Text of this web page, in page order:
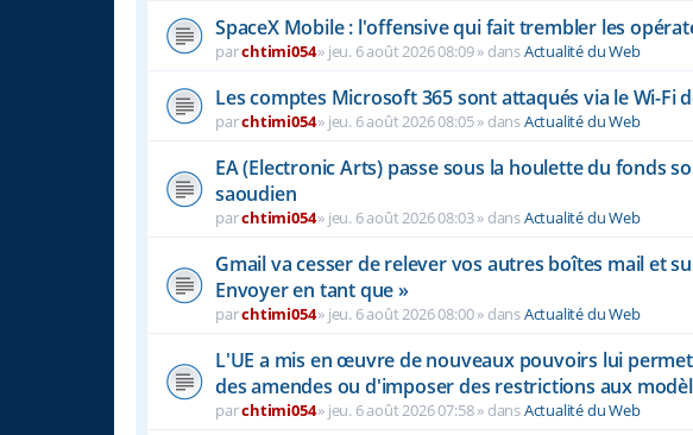
SpaceX Mobile : l'offensive qui fait trembler les
parchtimi054» jeu. 6 août 2026 08:09» dansActualité du Web
Les comptes Microsoft 365 sont attaqués via le Wi-Fi
parchtimi054» jeu. 6 août 2026 08:05» dansActualité du Web
EA (Electronic Arts) passe sous la houlette du fonds
saoudien
parchtimi054» jeu. 6 août 2026 08:03» dansActualité du Web
Gmail va cesser de relever vos autres boîtes mail et
Envoyer en tant que »
parchtimi054» jeu. 6 août 2026 08:00» dansActualité du Web
L'UE a mis en œuvre de nouveaux pouvoirs lui
des amendes ou d'imposer des restrictions aux
parchtimi054» jeu. 6 août 2026 07:58» dansActualité du Web